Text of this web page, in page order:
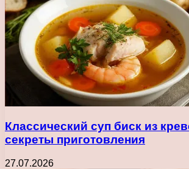
Классический суп биск из
секреты приготовления
27.07.2026